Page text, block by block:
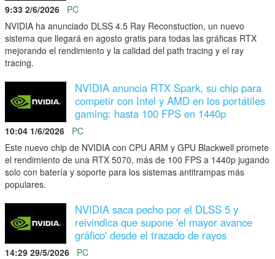
9:33 2/6/2026
PC
NVIDIA ha anunciado DLSS 4.5 Ray Reconstuction, un nuevo
sistema que llegará en agosto gratis para todas las gráficas RTX
mejorando el rendimiento y la calidad del path tracing y el ray
tracing.
NVIDIA anuncia RTX Spark, su chip para
competir con Intel y AMD en los portátiles
gaming: hasta 100 FPS en 1440p
10:04 1/6/2026
PC
Este nuevo chip de NVIDIA con CPU ARM y GPU Blackwell promete
el rendimiento de una RTX 5070, más de 100 FPS a 1440p jugando
solo con batería y soporte para los sistemas antitrampas más
populares.
NVIDIA saca pecho por el DLSS 5 y
reivindica que supone 'el mayor avance
gráfico' desde el trazado de rayos
14:29 29/5/2026
PC